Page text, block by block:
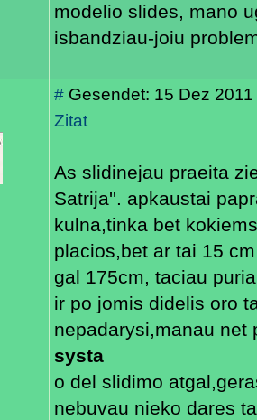
modelio slides, mano
isbandziau-joiu
# Gesendet: 15 Dez
Zitat
As slidinejau praeita
Satrija''. apkaustai
kulna,tinka bet
placios,bet ar tai 15
gal 175cm, taciau
ir po jomis didelis oro
nepadarysi,manau net
systa
o del slidimo
nebuvau nieko dares